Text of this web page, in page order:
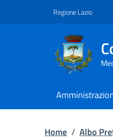
Regione Lazio
Home / Albo